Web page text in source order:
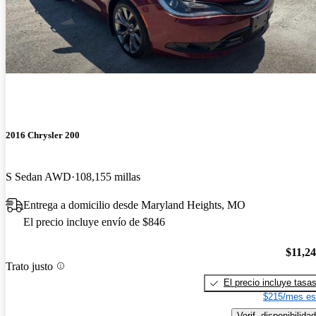
2016 Chrysler 200
S Sedan AWD 108,155 millas
Entrega a domicilio desde Maryland Heights, MO
El precio incluye envío de $846
Trato justo
El precio incluye tasas
$215/mes